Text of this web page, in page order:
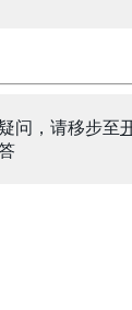
问，请移步至